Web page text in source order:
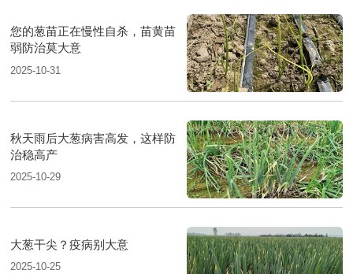
您的葱苗正在慢性自杀，苗黄苗
弱防治莫大意
2025-10-31
秋天雨后大葱病害高发，这样防
治稳高产
2025-10-29
大葱干尖？疫病别大意
2025-10-25